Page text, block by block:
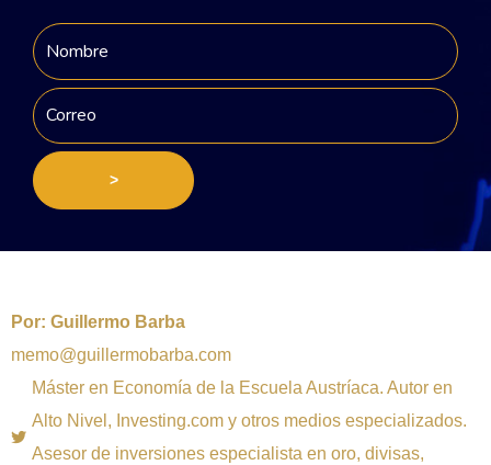
>
Por: Guillermo Barba
memo@guillermobarba.com
Máster en Economía de la Escuela Austríaca. Autor en
Alto Nivel, Investing.com y otros medios especializados.
Asesor de inversiones especialista en oro, divisas,